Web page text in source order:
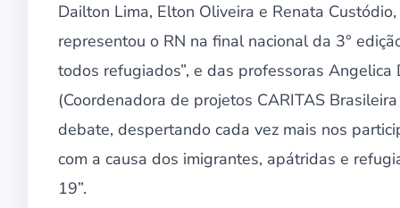
Dailton Lima, Elton Oliveira e Renata
representou o RN na final nacional da 3°
todos refugiados”, e das professoras Angelica
(Coordenadora de projetos CARITAS
debate, despertando cada vez mais nos
com a causa dos imigrantes, apátridas e
19”.